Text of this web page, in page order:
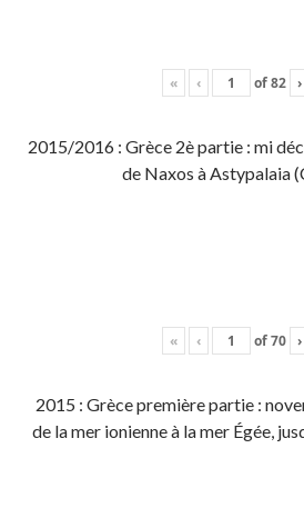
« ‹ of82 ›
2015/2016 : Grèce 2è partie : mi
de Naxos à Astypalaia
« ‹ of70 ›
2015 : Grèce première partie :
de la mer ionienne à la mer Égée,